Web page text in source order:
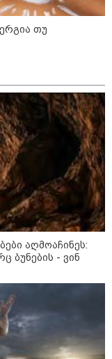
40 წლის
წესი და
თუ
აღმოაჩინეს:
ბუნების - ვინ